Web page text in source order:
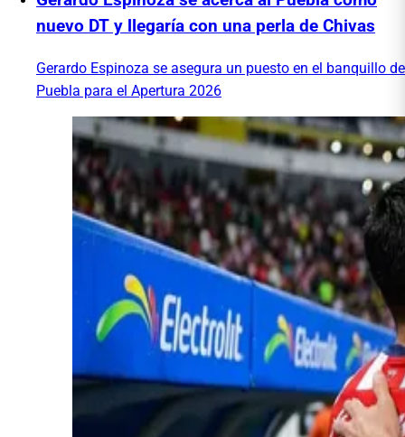
nuevo DT y llegaría con una perla de Chivas
Gerardo Espinoza se asegura un puesto en el banquillo de
Puebla para el Apertura 2026